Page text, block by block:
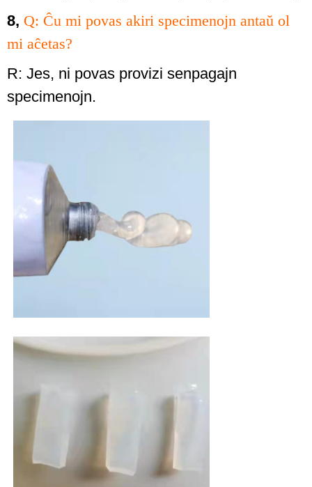
8, Q: Ĉu mi povas akiri specimenojn antaŭ ol
mi aĉetas?
R: Jes, ni povas provizi senpagajn
specimenojn.